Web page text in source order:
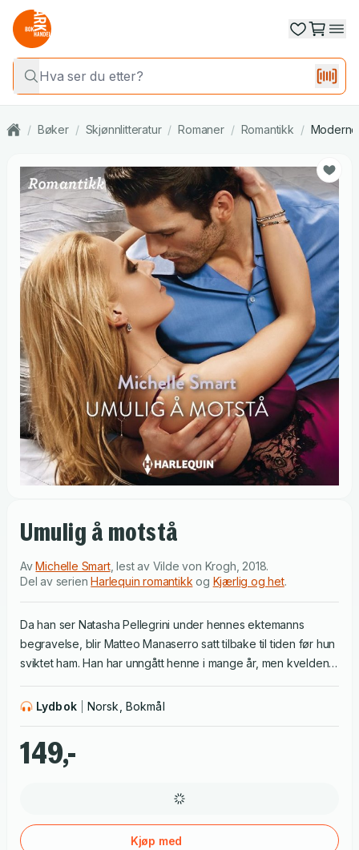
/ Bøker / Skjønnlitteratur / Romaner / Romantikk /
Umulig å motstå
AvMichelle Smart,lest av Vilde von Krogh 2018.
Del av serienHarlequin romantikk og Kjærlig og het.
Da han ser Natasha Pellegrini under hennes ektemanns
begravelse, blir Matteo Manaserro satt tilbake til tiden før hun
sviktet ham. Han har unngått henne i mange år, men kvelden
Lidenskapen de så lenge har fornektet, lar seg ikke stanse,
lovet den avdøde ektemannen at hun aldri skal røpe
hemmeligheten hans, og hun forteller ingenting om det
oppdager at Natasha er med barn, må imidlertid sannheten
Lydbok Norsk, Bokmål
149,-
Kjøp med